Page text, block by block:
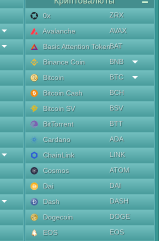
0x
ZRX
Avalanche
AVAX
Basic Attention TokenBAT
Binance Coin
BNB
Bitcoin
BTC
Bitcoin Cash
BCH
Bitcoin SV
BSV
BitTorrent
BTT
Cardano
ADA
ChainLink
LINK
Cosmos
ATOM
Dai
DAI
Dash
DASH
Dogecoin
DOGE
EOS
EOS